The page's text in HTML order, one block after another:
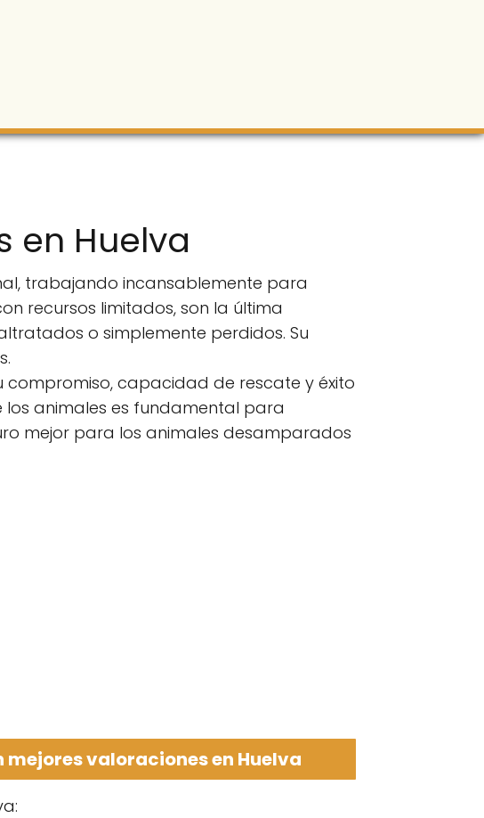
en Huelva
trabajando incansablemente para
recursos limitados, son la última
o simplemente perdidos. Su
compromiso, capacidad de rescate y éxito
animales es fundamental para
mejor para los animales desamparados
valoraciones en Huelva